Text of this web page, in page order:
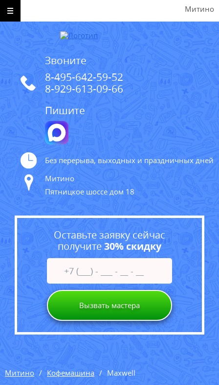
Митино
Звоните
8-495-642-59-52
8-929-613-09-66
Пишите
Без перерыва, выходных и праздничных дней
Митино
Пятницкое шоссе дом 18
Оставьте заявку сейчас
получите30% скидку
Вызвать мастера
Митино Кофемашина Maxwell